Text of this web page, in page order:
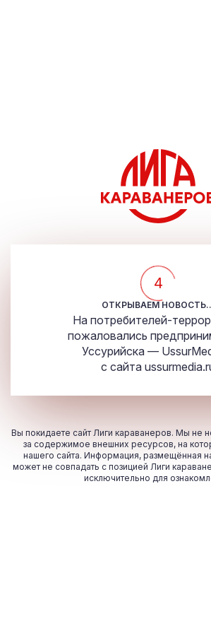
4
ОТКРЫВАЕМ
На потребителей-
пожаловались
Уссурийска —
с сайта
Вы покидаете сайт Лиги караванеров. Мы не
за содержимое внешних ресурсов, на
нашего сайта. Информация, размещённая
может не совпадать с позицией Лиги
исключительно для